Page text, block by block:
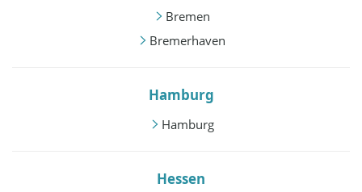
Bremen
Bremerhaven
Hamburg
Hamburg
Hessen